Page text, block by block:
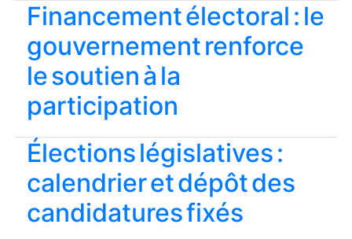
Financement électoral : le
gouvernement renforce
le soutien à la
participation
Élections législatives :
calendrier et dépôt des
candidatures fixés